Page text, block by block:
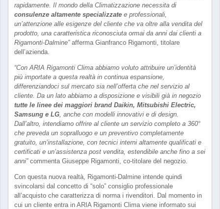
rapidamente. Il mondo della Climatizzazione necessita di
consulenze altamente specializzate e professionali,
un’attenzione alle esigenze del cliente che va oltre alla vendita del
prodotto, una caratteristica riconosciuta ormai da anni dai clienti a
Rigamonti-Dalmine”afferma Gianfranco Rigamonti, titolare
dell’azienda.
“Con ARIA Rigamonti Clima abbiamo voluto attribuire un’identità
più importate a questa realtà in continua espansione,
differenziandoci sul mercato sia nell’offerta che nel servizio al
cliente. Da un lato abbiamo a disposizione e visibili già in negozio
tutte le linee dei maggiori brand Daikin, Mitsubishi Electric,
Samsung e LG, anche con modelli innovativi e di design.
Dall’altro, intendiamo offrire al cliente un servizio completo a 360°
che preveda un sopralluogo e un preventivo completamente
gratuito, un’installazione, con tecnici interni altamente qualificati e
certificati e un’assistenza post vendita, estendibile anche fino a sei
anni”commenta Giuseppe Rigamonti, co-titolare del negozio.
Con questa nuova realtà, Rigamonti-Dalmine intende quindi
svincolarsi dal concetto di “solo” consiglio professionale
all’acquisto che caratterizza di norma i rivenditori. Dal momento in
cui un cliente entra in ARIA Rigamonti Clima viene informato sui